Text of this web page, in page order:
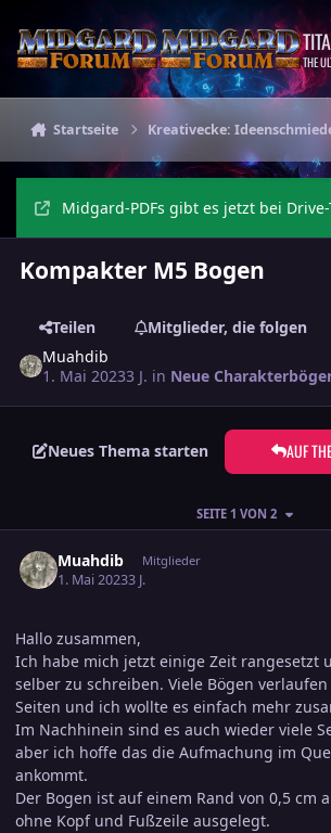
THE
Startseite Kreativecke:
Midgard-PDFs gibt es jetzt bei
Kompakter M5 Bogen
Teilen
Mitglieder, die folgen
Muahdib
1. Mai 20233 J. in Neue
Neues Thema starten AUF
SEITE 1 VON 2
Muahdib Mitglieder
1. Mai 20233 J.
Hallo zusammen,
Ich habe mich jetzt einige Zeit rangesetzt
selber zu schreiben. Viele Bögen
Seiten und ich wollte es einfach mehr
Im Nachhinein sind es auch wieder viele
aber ich hoffe das die Aufmachung im
ankommt.
Der Bogen ist auf einem Rand von 0,5 cm
ohne Kopf und Fußzeile ausgelegt.